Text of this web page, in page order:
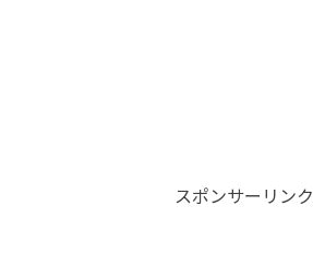
スポンサーリンク